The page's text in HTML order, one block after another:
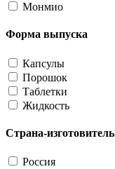
Монмио
Форма выпуска
Капсулы
Порошок
Таблетки
Жидкость
Страна-изготовитель
Россия